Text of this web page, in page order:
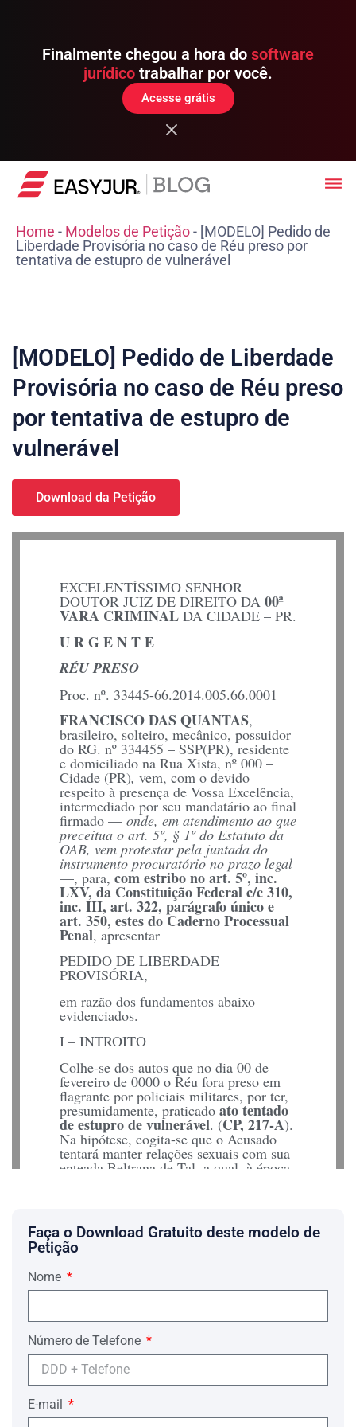
Finalmente chegou a hora do software
jurídico trabalhar por você.
Acesse grátis
Home - Modelos de Petição- [MODELO] Pedido de
Liberdade Provisória no caso de Réu preso por
tentativa de estupro de vulnerável
[MODELO] Pedido de Liberdade
Provisória no caso de Réu preso
por tentativa de estupro de
vulnerável
Download da Petição
EXCELENTÍSSIMO SENHOR
DOUTOR JUIZ DE DIREITO DA 00ª
VARA CRIMINAL DA CIDADE – PR.
U R G E N T E
RÉU PRESO
Proc. nº. 33445-66.2014.005.66.0001
FRANCISCO DAS QUANTAS,
brasileiro, solteiro, mecânico, possuidor
do RG. nº 334455 – SSP(PR), residente
e domiciliado na Rua Xista, nº 000 –
Cidade (PR), vem, com o devido
respeito à presença de Vossa Excelência,
intermediado por seu mandatário ao final
firmado — onde, em atendimento ao que
preceitua o art. 5º, § 1º do Estatuto da
OAB, vem protestar pela juntada do
instrumento procuratório no prazo legal
—, para, com estribo no art. 5º, inc.
LXV, da Constituição Federal c/c 310,
inc. III, art. 322, parágrafo único e
art. 350, estes do Caderno Processual
Penal, apresentar
PEDIDO DE LIBERDADE
PROVISÓRIA,
em razão dos fundamentos abaixo
evidenciados.
I – INTROITO
Colhe-se dos autos que no dia 00 de
fevereiro de 0000 o Réu fora preso em
flagrante por policiais militares, por ter,
presumidamente, praticado ato tentado
de estupro de vulnerável. (CP, 217-A).
Na hipótese, cogita-se que o Acusado
tentará manter relações sexuais com sua
enteada Beltrana de Tal, a qual, à época
Em conta do despacho que demora às
fls. 23/25 do processo criminal em
espécie, Vossa Excelência
prisão em flagrante(
convertera essa em prisão preventiva.
enfoque de que “. . .a permanência do
réu em liberdade resulta em risco à
sociedade e a paz social.”
Todavia, com a merecida
destaca que, na verdade,a prisão
cautelar em referência não é de
conveniência, à luz de preceitos
Faça o Download Gratuito deste modelo de
Petição
Nome
Número de Telefone
E-mail